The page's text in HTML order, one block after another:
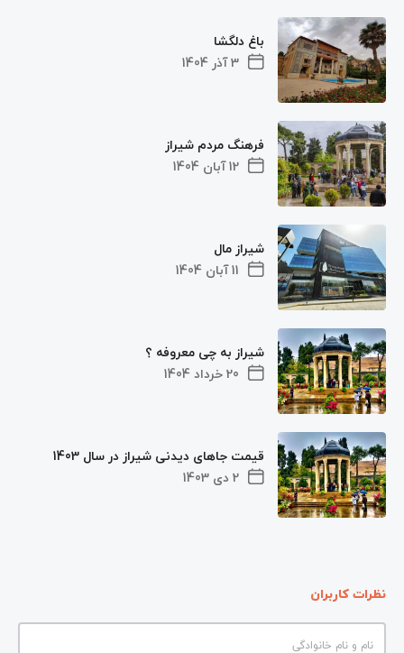
3 آذر 1404
باغ دلگشا
12 آبان 1404
فرهنگ مردم شیراز
11 آبان 1404
شیراز مال
20 خرداد 1404
شیراز به چی معروفه ؟
2 دی 1403
قیمت جاهای دیدنی شیراز در سال 1403
نظرات کاربران